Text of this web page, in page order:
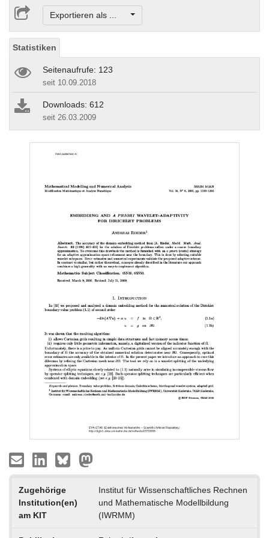
Exportieren als ...
Statistiken
Seitenaufrufe: 123
seit 10.09.2018
Downloads: 612
seit 26.03.2009
Zugehörige
Institution(en)
am KIT
Institut für Wissenschaftliches Rechnen
und Mathematische Modellbildung
(IWRMM)